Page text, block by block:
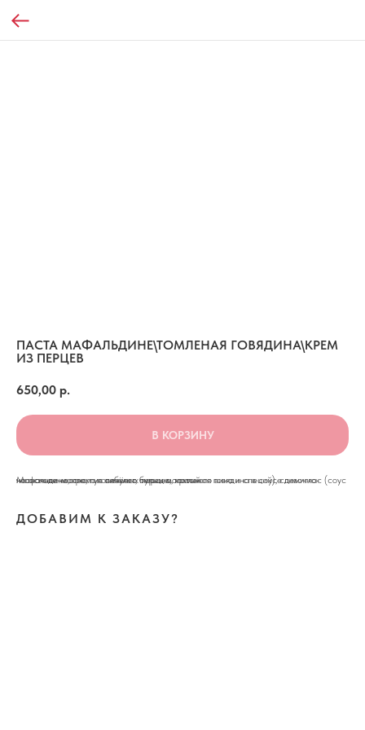
ПАСТА МАФАЛЬДИНЕ\ТОМЛЕНАЯ ГОВЯДИНА\КРЕМ
ИЗ ПЕРЦЕВ
650,00 р.
В КОРЗИНУ
Мафальдине, крем из печёных перцев, томленая говядина в соусе демиглас (соус на основе костного говяжьего бульона, красного вина и специй), сливочно-чесночное масло, лук сибулет, перец молотый
ДОБАВИМ К ЗАКАЗУ?